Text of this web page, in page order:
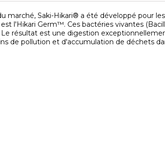
marché, Saki-Hikari® a été développé pour
l'Hikari Germ™. Ces bactéries vivantes
résultat est une digestion
de pollution et d'accumulation de déchets